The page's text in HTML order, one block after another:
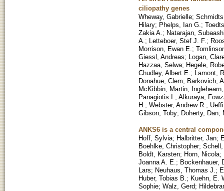
ciliopathy genes
Wheway, Gabrielle;
Hilary; Phelps, Ian G. ;
Zakia A. ; Natarajan,
A. ; Letteboer, Stef J. F. ;
Morrison, Ewan E. ;
Giessl, Andreas; Logan,
Hazzaa, Selwa; Hegele,
Chudley, Albert E. ; Lamont,
Donahue, Clem; Barkovich,
McKibbin, Martin;
Panagiotis I. ; Alkuraya,
H. ; Webster, Andrew R. ;
Gibson, Toby; Doherty, Dan;
ANKS6 is a central
Hoff, Sylvia; Halbritter, Jan;
Boehlke, Christopher;
Boldt, Karsten; Horn, Nicola;
Joanna A. E. ; Bockenhauer,
Lars; Neuhaus, Thomas J. ;
Huber, Tobias B. ; Kuehn, E.
Sophie; Walz, Gerd;